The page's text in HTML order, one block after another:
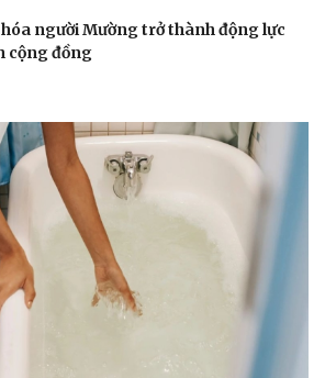
Công nghệ
người Mường trở thành động lực
cộng đồng